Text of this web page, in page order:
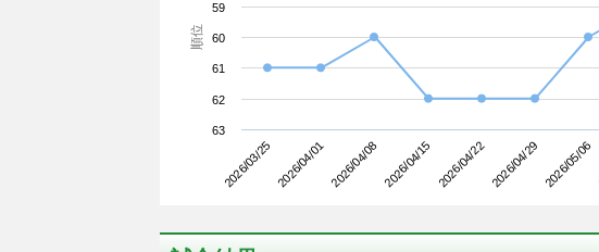
順位
2026/03/252026/04/012026/04/082026/04/15 2026/04/222026/04/292026/05/06
59
60
61
62
63